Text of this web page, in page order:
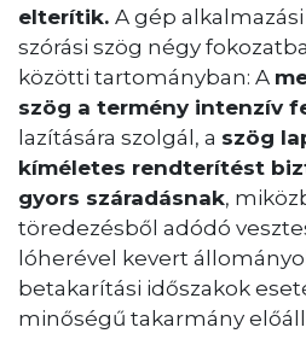
elterítik. A gép
szórási szög négy
közötti tartományban: A
szög a termény intenzív
lazítására szolgál, a szög
kíméletes rendterítést
gyors száradásnak,
töredezésből adódó
lóherével kevert
betakarítási időszakok
minőségű takarmány